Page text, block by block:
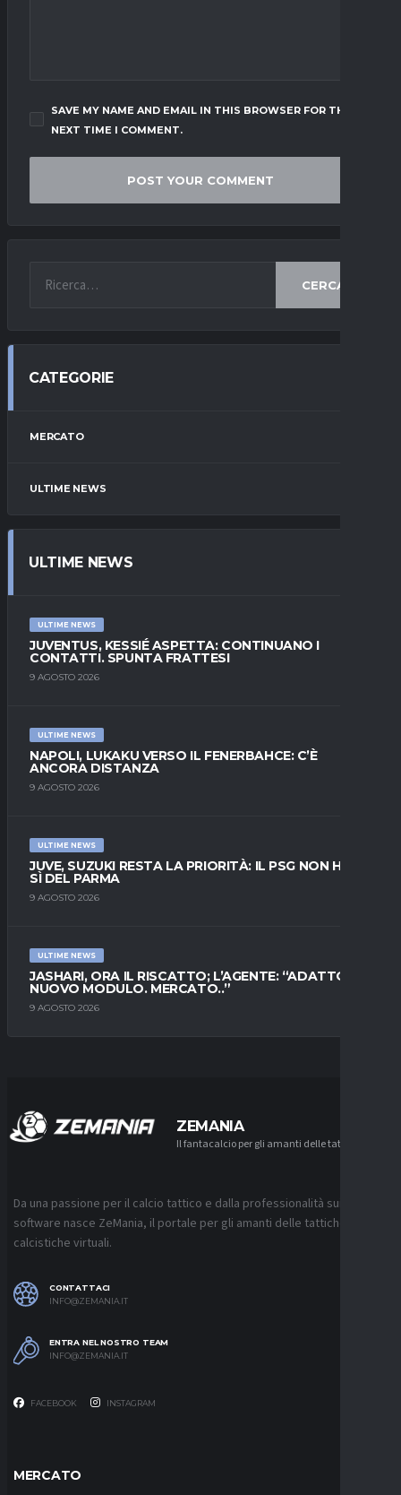
SAVE MY NAME AND EMAIL IN THIS BROWSER FOR THE
NEXT TIME I COMMENT.
CERCA
CATEGORIE
MERCATO
ULTIME NEWS
ULTIME NEWS
ULTIME NEWS
JUVENTUS, KESSIÉ ASPETTA: CONTINUANO I
CONTATTI. SPUNTA FRATTESI
9 AGOSTO 2026
ULTIME NEWS
NAPOLI, LUKAKU VERSO IL FENERBAHCE: C’È
ANCORA DISTANZA
9 AGOSTO 2026
ULTIME NEWS
JUVE, SUZUKI RESTA LA PRIORITÀ: IL PSG NON HA IL
SÌ DEL PARMA
9 AGOSTO 2026
ULTIME NEWS
JASHARI, ORA IL RISCATTO; L’AGENTE: “ADATTO AL
NUOVO MODULO. MERCATO..”
9 AGOSTO 2026
ZEMANIA
Il fantacalcio per gli amanti delle tattiche
Da una passione per il calcio tattico e dalla professionalità sui
software nasce ZeMania, il portale per gli amanti delle tattiche
calcistiche virtuali.
CONTATTACI
INFO@ZEMANIA.IT
ENTRA NEL NOSTRO TEAM
INFO@ZEMANIA.IT
FACEBOOK INSTAGRAM
MERCATO